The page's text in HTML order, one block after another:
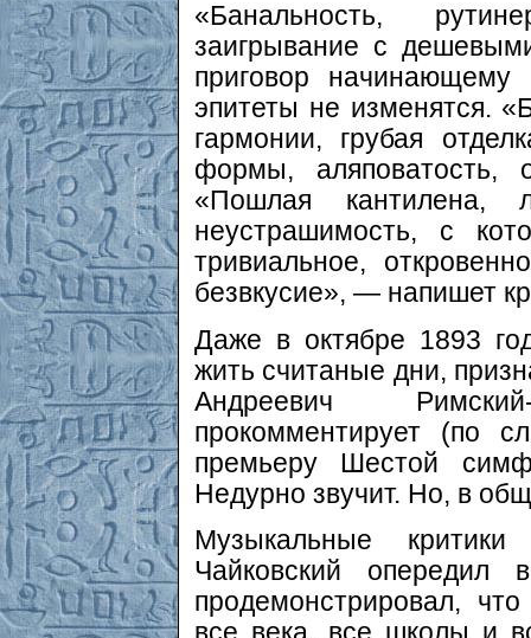
«Банальность,
заигрывание с
приговор
эпитеты не изменятся.
гармонии, грубая
формы, аляповатость,
«Пошлая кантилена,
неустрашимость, с
тривиальное,
безвкусие», — напишет
Даже в октябре 1893
жить считаные дни,
Андреевич Римский-
прокомментирует (по
премьеру Шестой
Недурно звучит. Но, в
Музыкальные
Чайковский
продемонстрировал,